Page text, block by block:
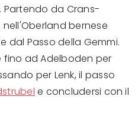
da Crans-
bernese
dal Passo della Gemmi.
fino ad Adelboden per
per Lenk, il passo
e concludersi con il